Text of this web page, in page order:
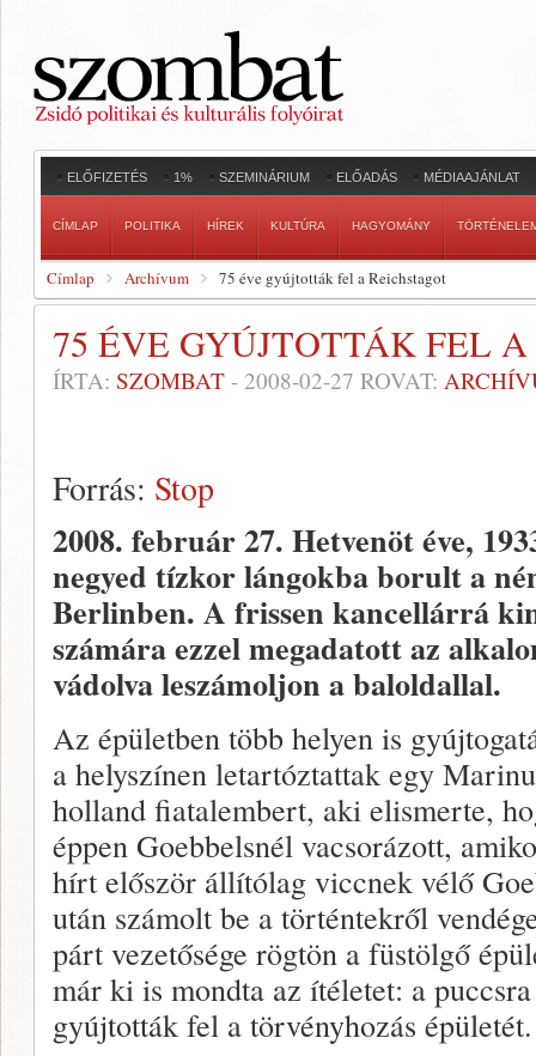
ELŐFIZETÉS 1% SZEMINÁRIUM ELŐADÁS MÉDIAAJÁNLAT
CÍMLAP POLITIKA HÍREK KULTÚRA HAGYOMÁNY
Címlap Archívum 75 éve gyújtották fel a Reichstagot
75 ÉVE GYÚJTOTTÁK FEL
ÍRTA: SZOMBAT - 2008-02-27 ROVAT:
Forrás: Stop
2008. február 27. Hetvenöt éve,
negyed tízkor lángokba borult a
Berlinben. A frissen kancellárrá
számára ezzel megadatott az
vádolva leszámoljon a baloldallal.
Az épületben több helyen is
a helyszínen letartóztattak egy
holland fiatalembert, aki elismerte,
éppen Goebbelsnél vacsorázott,
hírt először állítólag viccnek vélő
után számolt be a történtekről
párt vezetősége rögtön a füstölgő
már ki is mondta az ítéletet: a
gyújtották fel a törvényhozás épületét.